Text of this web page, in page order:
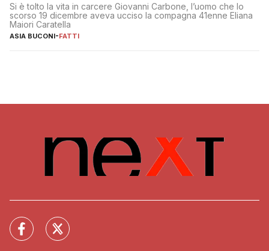
Si è tolto la vita in carcere Giovanni Carbone, l’uomo che lo
scorso 19 dicembre aveva ucciso la compagna 41enne Eliana
Maiori Caratella
ASIA BUCONI-FATTI